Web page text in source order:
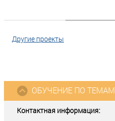
Другие проекты
Контактная информация:
ОБУЧЕНИЕ ПО ТЕМАМ